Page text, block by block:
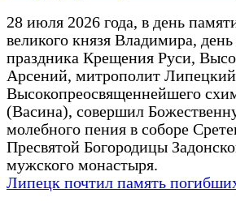
28 июля 2026 года, в день
великого князя Владимира,
праздника Крещения Руси,
Арсений, митрополит
Высокопреосвященнейшего
(Васина), совершил
молебного пения в соборе
Пресвятой Богородицы
мужского монастыря.
Липецк почтил память